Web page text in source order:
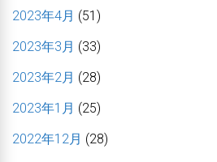
2023年4月 (51)
2023年3月 (33)
2023年2月 (28)
2023年1月 (25)
2022年12月 (28)